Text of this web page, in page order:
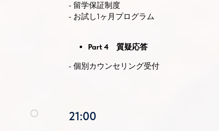
- 留学保証制度
- お試し1ヶ月プログラム
Part 4 質疑応答
- 個別カウンセリング受付
21:00